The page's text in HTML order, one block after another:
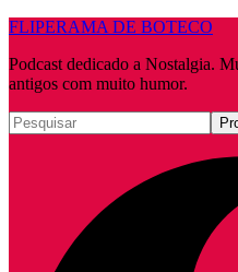
FLIPERAMA DE BOTECO
Podcast dedicado a Nostalgia.
antigos com muito humor.